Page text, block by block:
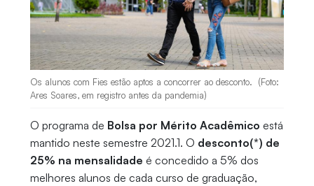
Os alunos com Fies estão aptos a concorrer ao desconto. (Foto:
Ares Soares, em registro antes da pandemia)
O programa de Bolsa por Mérito Acadêmico está
mantido neste semestre 2021.1. O desconto(*) de
25% na mensalidade é concedido a 5% dos
melhores alunos de cada curso de graduação,